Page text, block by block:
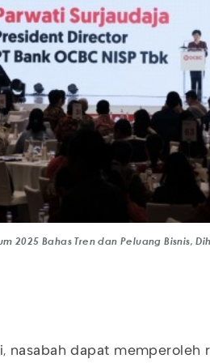
2025 Bahas Tren dan Peluang Bisnis,
nasabah dapat memperoleh